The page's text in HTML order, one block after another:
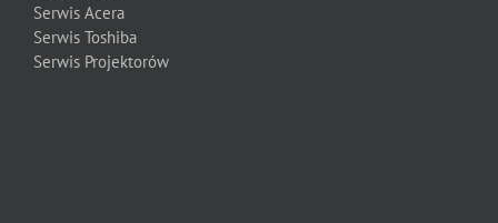
Serwis Acera
Serwis Toshiba
Serwis Projektorów